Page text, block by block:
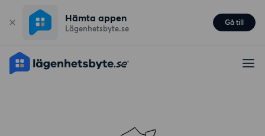
Hämta appen
Lägenhetsbyte.se
Gå till